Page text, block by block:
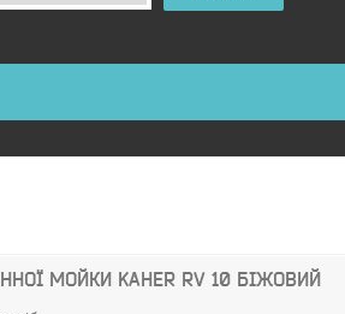
МОЙКИ KAHER RV 10 БІЖОВИЙ